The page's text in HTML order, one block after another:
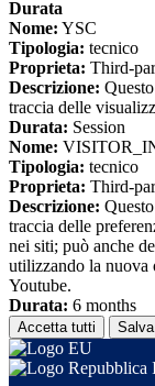
Durata
Nome: YSC
Tipologia: tecnico
Proprieta: Third-
Descrizione:
traccia delle
Durata: Session
Nome:
Tipologia: tecnico
Proprieta: Third-
Descrizione:
traccia delle
nei siti; può anche
utilizzando la nuova
Youtube.
Durata: 6 months
Accetta tutti